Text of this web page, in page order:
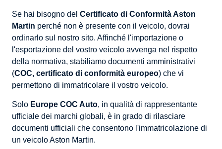
Se hai bisogno del Certificato di Conformità Aston
Martin perché non è presente con il veicolo, dovrai
ordinarlo sul nostro sito. Affinché l'importazione o
l'esportazione del vostro veicolo avvenga nel rispetto
della normativa, stabiliamo documenti amministrativi
(COC, certificato di conformità europeo) che vi
permettono di immatricolare il vostro veicolo.
Solo Europe COC Auto, in qualità di rappresentante
ufficiale dei marchi globali, è in grado di rilasciare
documenti ufficiali che consentono l'immatricolazione di
un veicolo Aston Martin.